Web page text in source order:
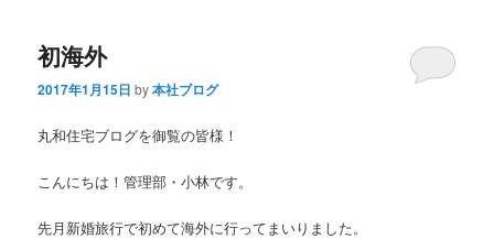
初海外
2017年1月15日 by本社ブログ
丸和住宅ブログを御覧の皆様！
こんにちは！管理部・小林です。
先月新婚旅行で初めて海外に行ってまいりました。